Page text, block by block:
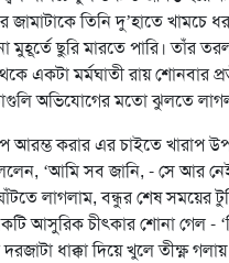
তিনি দু’হাতে খামচে
ছুরি মারতে পারি। তাঁর
একটা মর্মঘাতী রায় শোনবার
অভিযোগের মতো ঝুলতে
আরম্ভ করার এর চাইতে খারাপ
‘আমি সব জানি, - সে আর
লাগলাম, বন্ধুর শেষ সময়ের
আসুরিক চীৎকার শোনা গেল -
ধাক্কা দিয়ে খুলে তীক্ষ্ণ